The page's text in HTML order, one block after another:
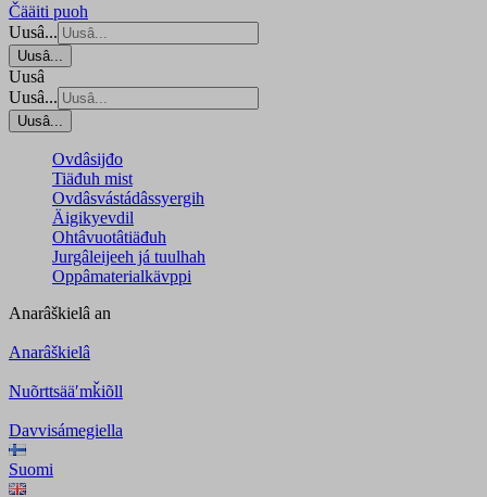
Čääiti puoh
Uusâ...
Uusâ...
Uusâ
Uusâ...
Uusâ...
Ovdâsijđo
Tiäđuh mist
Ovdâsvástádâssyergih
Äigikyevdil
Ohtâvuotâtiäđuh
Jurgâleijeeh já tuulhah
Oppâmaterialkävppi
Anarâškielâ an
Anarâškielâ
Nuõrttsääʹmǩiõll
Davvisámegiella
Suomi